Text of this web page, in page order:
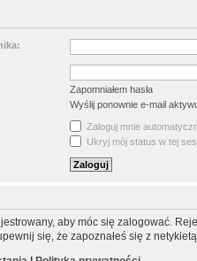
Zapomniałem hasła
Wyślij ponownie e-mail
Zaloguj mnie
Ukryj mój status w tej
aby móc się zalogować.
się, że zapoznałeś się z